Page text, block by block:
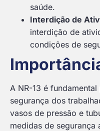
saúde.
Interdição de
interdição de
condições de
A NR-13 é
segurança dos
vasos de pressão e
medidas de segurança